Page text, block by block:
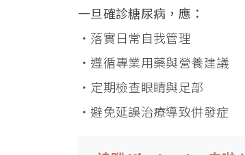
一旦確診糖尿病，應：
・落實日常自我管理
・遵循專業用藥與營養建議
・定期檢查眼睛與足部
・避免延誤治療導致併發症